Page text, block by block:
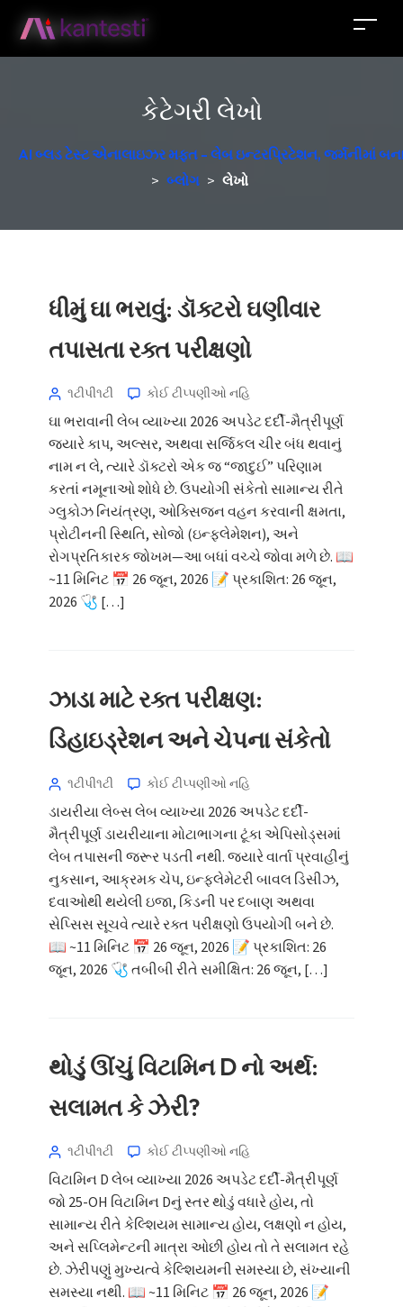
કેટેગરી લેખો
AI બ્લડ ટેસ્ટ એનાલાઇઝર મફત - લેબ ઇન્ટરપ્રિટેશન, જર્મનીમાં
> બ્લોગ > લેખો
ધીમું ઘા ભરાવું: ડૉક્ટરો ઘણીવાર
તપાસતા રક્ત પરીક્ષણો
૧ટીપી૧ટી કોઈ ટીપ્પણીઓ નહિ
ઘા ભરાવાની લેબ વ્યાખ્યા 2026 અપડેટ દર્દી-મૈત્રીપૂર્ણ
જ્યારે કાપ, અલ્સર, અથવા સર્જિકલ ચીર બંધ થવાનું
નામ ન લે, ત્યારે ડૉક્ટરો એક જ “જાદુઈ” પરિણામ
કરતાં નમૂનાઓ શોધે છે. ઉપયોગી સંકેતો સામાન્ય રીતે
ગ્લુકોઝ નિયંત્રણ, ઓક્સિજન વહન કરવાની ક્ષમતા,
પ્રોટીનની સ્થિતિ, સોજો (ઇન્ફ્લેમેશન), અને
રોગપ્રતિકારક જોખમ—આ બધાં વચ્ચે જોવા મળે છે. 📖
~11 મિનિટ 📅 26 જૂન, 2026 📝 પ્રકાશિત: 26 જૂન,
2026 🩺 […]
ઝાડા માટે રક્ત પરીક્ષણ:
ડિહાઇડ્રેશન અને ચેપના સંકેતો
૧ટીપી૧ટી કોઈ ટીપ્પણીઓ નહિ
ડાયરીયા લેબ્સ લેબ વ્યાખ્યા 2026 અપડેટ દર્દી-
મૈત્રીપૂર્ણ ડાયરીયાના મોટાભાગના ટૂંકા એપિસોડ્સમાં
લેબ તપાસની જરૂર પડતી નથી. જ્યારે વાર્તા પ્રવાહીનું
નુકસાન, આક્રમક ચેપ, ઇન્ફ્લેમેટરી બાવલ ડિસીઝ,
દવાઓથી થયેલી ઇજા, કિડની પર દબાણ અથવા
સેપ્સિસ સૂચવે ત્યારે રક્ત પરીક્ષણો ઉપયોગી બને છે.
📖 ~11 મિનિટ 📅 26 જૂન, 2026 📝 પ્રકાશિત: 26
જૂન, 2026 🩺 તબીબી રીતે સમીક્ષિત: 26 જૂન, […]
થોડું ઊંચું વિટામિન D નો અર્થ:
સલામત કે ઝેરી?
૧ટીપી૧ટી કોઈ ટીપ્પણીઓ નહિ
વિટામિન D લેબ વ્યાખ્યા 2026 અપડેટ દર્દી-મૈત્રીપૂર્ણ
જો 25-OH વિટામિન Dનું સ્તર થોડું વધારે હોય, તો
સામાન્ય રીતે કેલ્શિયમ સામાન્ય હોય, લક્ષણો ન હોય,
અને સપ્લિમેન્ટની માત્રા ઓછી હોય તો તે સલામત રહે
છે. ઝેરીપણું મુખ્યત્વે કેલ્શિયમની સમસ્યા છે, સંખ્યાની
સમસ્યા નથી. 📖 ~11 મિનિટ 📅 26 જૂન, 2026 📝